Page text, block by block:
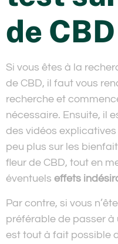
de
Si vous êtes à la
de CBD, il faut vous
recherche et
nécessaire. Ensuite, il
des vidéos
peu plus sur les
fleur de CBD, tout en
éventuels effets
Par contre, si vous
préférable de passer à
est tout à fait possible